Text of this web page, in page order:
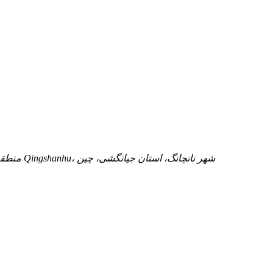
آدرس: 44/F، ساختمان 8، عمارت Wanxiang، خیابان Gaoxin، منطقه Qingshanhu، شهر نانچانگ، استان جیانگشی، چین